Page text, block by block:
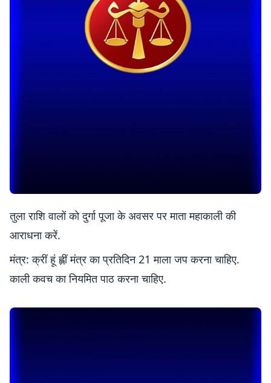
तुला राशि वालों को दुर्गा पूजा के अवसर पर माता महाकाली की
आराधना करें.
मंत्र: क्रीं हूं ह्लीं मंत्र का प्रतिदिन 21 माला जप करना चाहिए.
काली कवच का नियमित पाठ करना चाहिए.